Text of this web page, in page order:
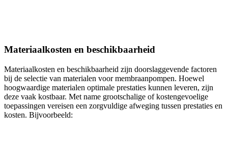
Materiaalkosten en beschikbaarheid
Materiaalkosten en beschikbaarheid zijn doorslaggevende factoren
bij de selectie van materialen voor membraanpompen. Hoewel
hoogwaardige materialen optimale prestaties kunnen leveren, zijn
deze vaak kostbaar. Met name grootschalige of kostengevoelige
toepassingen vereisen een zorgvuldige afweging tussen prestaties en
kosten. Bijvoorbeeld: